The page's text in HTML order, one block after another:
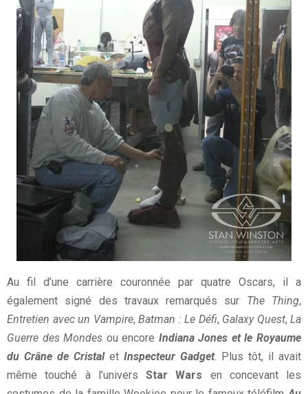
Au fil d’une carrière couronnée par quatre Oscars, il a
également signé des travaux remarqués sur The Thing,
Entretien avec un Vampire, Batman : Le Défi, Galaxy Quest, La
Guerre des Mondes ou encore Indiana Jones et le Royaume
du Crâne de Cristal et Inspecteur Gadget. Plus tôt, il avait
même touché à l’univers Star Wars en concevant les